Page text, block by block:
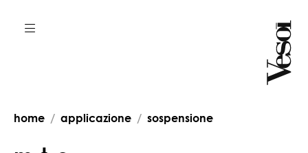
home applicazione sospensione